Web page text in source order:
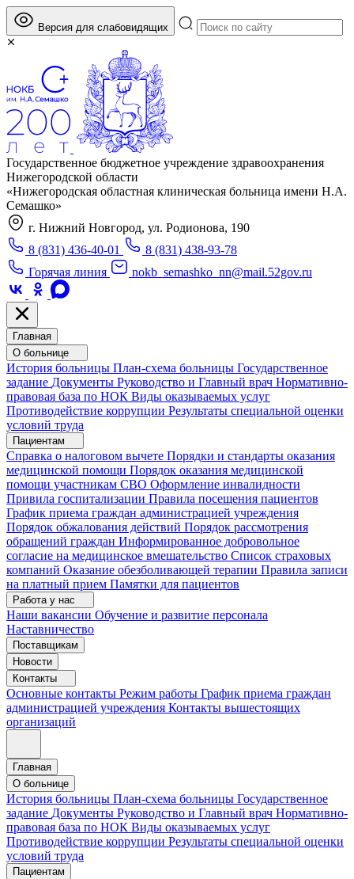
Версия для слабовидящих
Государственное бюджетное учреждение здравоохранения
Нижегородской области
«Нижегородская областная клиническая больница имени Н.А.
Семашко»
г. Нижний Новгород, ул. Родионова, 190
8 (831) 436-40-01
8 (831) 438-93-78
Горячая линия
nokb_semashko_nn@mail.52gov.ru
Главная
О больнице
История больницы План-схема больницы Государственное
задание Документы Руководство и Главный врач Нормативно-
правовая база по НОК Виды оказываемых услуг
Противодействие коррупции Результаты специальной оценки
условий труда
Пациентам
Справка о налоговом вычете Порядки и стандарты оказания
медицинской помощи Порядок оказания медицинской
помощи участникам СВО Оформление инвалидности
Привила госпитализации Правила посещения пациентов
График приема граждан администрацией учреждения
Порядок обжалования действий Порядок рассмотрения
обращений граждан Информированное добровольное
согласие на медицинское вмешательство Список страховых
компаний Оказание обезболивающей терапии Правила записи
на платный прием Памятки для пациентов
Работа у нас
Наши вакансии Обучение и развитие персонала
Наставничество
Поставщикам
Новости
Контакты
Основные контакты Режим работы График приема граждан
администрацией учреждения Контакты вышестоящих
организаций
Главная
О больнице
История больницы План-схема больницы Государственное
задание Документы Руководство и Главный врач Нормативно-
правовая база по НОК Виды оказываемых услуг
Противодействие коррупции Результаты специальной оценки
условий труда
Пациентам